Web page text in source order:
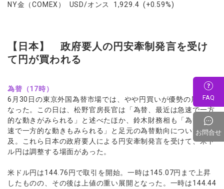
NY金（COMEX） USD/オンス 1,929.4 (+0.59%)
【日本】 政府要人の円安牽制発言を受け
て円が買われる
為替（17時）
6月30日の東京外国為替市場では、やや円買いが優勢の展開と
なった。この日は、松野官房長官は「為替、最近は急速で一方
的な動きがみられる」と述べたほか、鈴木財務相も「為替、急
速で一方的な動きもみられる」と足元の為替動向について言
及。これら日本の政府要人による円安牽制発言を受けて、米ド
ル円は調整する場面があった。
米ドル円は144.76円で取引を開始。一時は145.07円まで上昇
したものの、その後は上値の重い展開となった。一時は144.44
FAQ
お問合せ